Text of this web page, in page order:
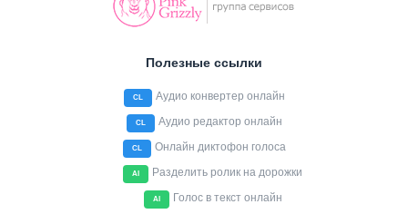
Полезные ссылки
CL Аудио конвертер онлайн
CL Аудио редактор онлайн
CL Онлайн диктофон голоса
AI Разделить ролик на дорожки
AI Голос в текст онлайн